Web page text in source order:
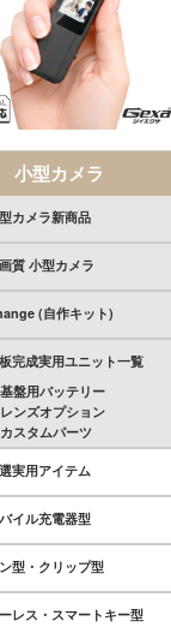
小型カメラ
カメラ新商品
質 小型カメラ
(自作キット)
完成実用ユニット一覧
バッテリー
オプション
ムパーツ
実用アイテム
イル充電器型
型・クリップ型
レス・スマートキー型